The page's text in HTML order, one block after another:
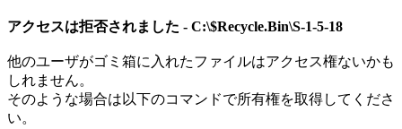
アクセスは拒否されました - C:\$Recycle.Bin\S-1-5-18
他のユーザがゴミ箱に入れたファイルはアクセス権ないかも
しれません。
そのような場合は以下のコマンドで所有権を取得してくださ
い。